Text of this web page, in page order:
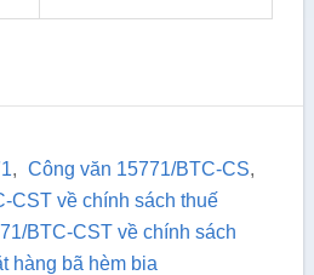
, Công văn 15771/BTC-CS,
CST về chính sách thuế
BTC-CST về chính sách
hàng bã hèm bia